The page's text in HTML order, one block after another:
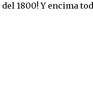
1800! Y encima